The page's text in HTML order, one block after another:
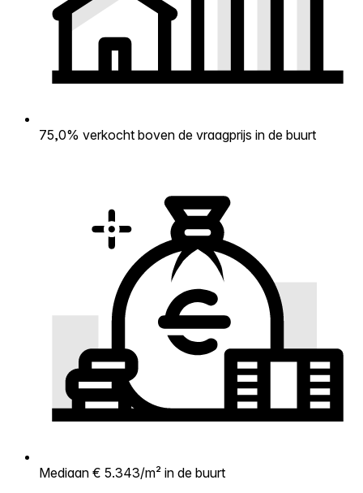
75,0% verkocht boven de vraagprijs in de buurt
Mediaan € 5.343/m² in de buurt